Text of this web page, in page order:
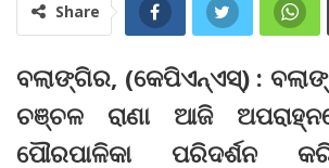
Share
ବଲାଙ୍ଗିର, (କେପିଏନ୍‌ଏସ୍‌) :
ଚଞ୍ଚଳ ରାଣା ଆଜି
ପୌରପାଳିକା ପରିଦର୍ଶନ